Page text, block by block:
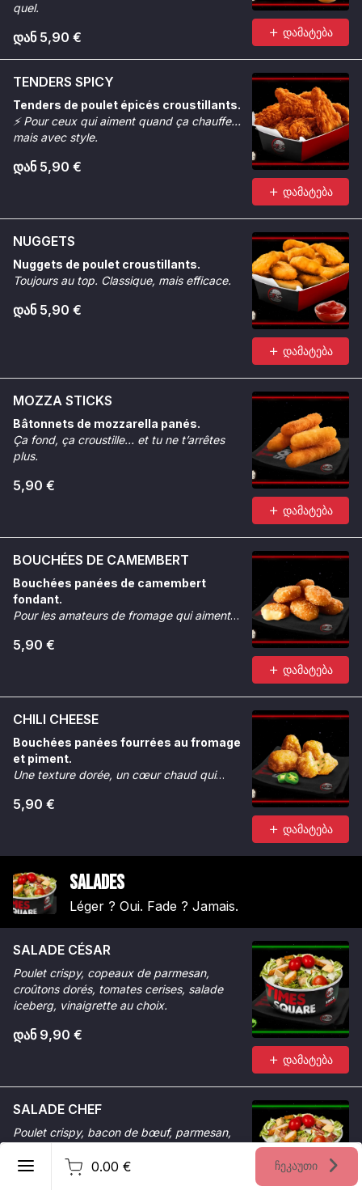
quel.
დან 5,90 € დამატება
TENDERS SPICY
Tenders de poulet épicés croustillants.
⚡ Pour ceux qui aiment quand ça chauffe…
mais avec style.
დან 5,90 €
დამატება
NUGGETS
Nuggets de poulet croustillants.
Toujours au top. Classique, mais efficace.
დან 5,90 €
დამატება
MOZZA STICKS
Bâtonnets de mozzarella panés.
Ça fond, ça croustille… et tu ne t’arrêtes
plus.
5,90 €
დამატება
BOUCHÉES DE CAMEMBERT
Bouchées panées de camembert
fondant.
Pour les amateurs de fromage qui aiment
5,90 €
დამატება
CHILI CHEESE
Bouchées panées fourrées au fromage
et piment.
Une texture dorée, un cœur chaud qui
5,90 €
დამატება
Salades
Léger ? Oui. Fade ? Jamais.
SALADE CÉSAR
Poulet crispy, copeaux de parmesan,
croûtons dorés, tomates cerises, salade
iceberg, vinaigrette au choix.
დან 9,90 €
დამატება
SALADE CHEF
Poulet crispy, bacon de bœuf, parmesan,
oignons frits, salade iceberg.
0.00 € ჩეკაუთი